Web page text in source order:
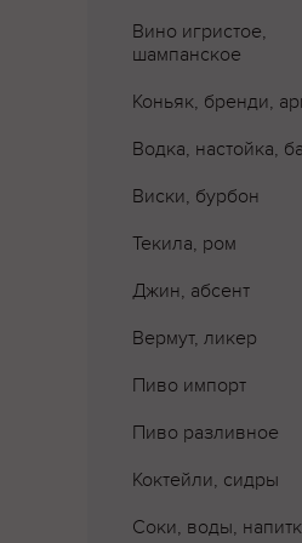
Вино игристое,
шампанское
Коньяк, бренди,
Водка, настойка,
Виски, бурбон
Текила, ром
Джин, абсент
Вермут, ликер
Пиво импорт
Пиво разливное
Коктейли, сидры
Соки, воды,